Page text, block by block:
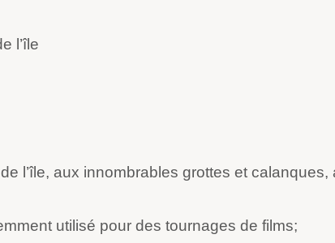
l’île
l’île, aux innombrables grottes et calanques,
utilisé pour des tournages de films;